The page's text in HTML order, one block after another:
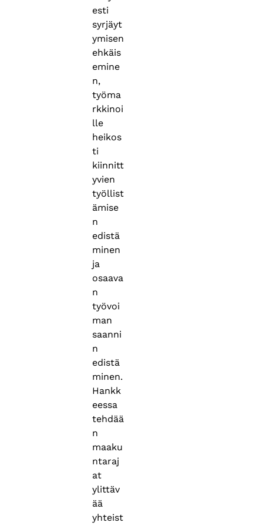
esti
syrjäyt
ymisen
ehkäis
emine
n,
työma
rkkinoi
lle
heikos
ti
kiinnitt
yvien
työllist
ämise
n
edistä
minen
ja
osaava
n
työvoi
man
saanni
n
edistä
minen.
Hankk
eessa
tehdää
n
maaku
ntaraj
at
ylittäv
ää
yhteist